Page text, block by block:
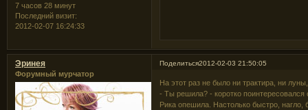
7 часов 28 минут
Последний визит:
2012-02-07 16:24:33
Поделиться2012-02-03 21:50:05
Эринея
Форумный мурчатор
На этот раз не было ни трактира, ни
- Ты решила? - коротко поинтересовался
Рика опешила. Настолько быстро, нагло,